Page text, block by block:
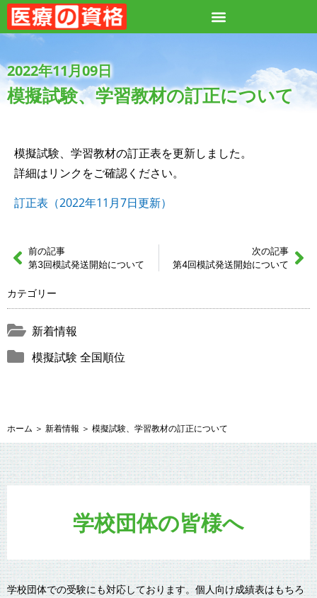
2022年11月09日
模擬試験、学習教材の訂正について
模擬試験、学習教材の訂正表を更新しました。
詳細はリンクをご確認ください。
訂正表（2022年11月7日更新）
前の記事
第3回模試発送開始について
次の記事
第4回模試発送開始について
カテゴリー
新着情報
模擬試験 全国順位
ホーム ＞ 新着情報 ＞ 模擬試験、学習教材の訂正について
学校団体の皆様へ
学校団体での受験にも対応しております。個人向け成績表はもちろ